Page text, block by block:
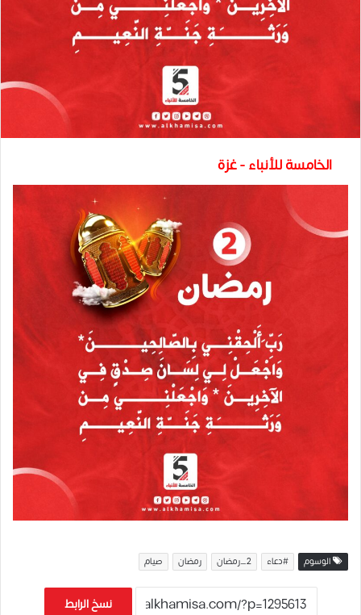
الخامسة للأنباء - غزة
الوسوم #دعاء 2_رمضان رمضان صيام
نسخ الرابط